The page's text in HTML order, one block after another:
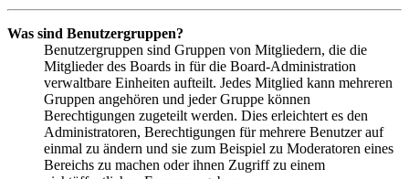
Was sind Benutzergruppen?
Benutzergruppen sind Gruppen von Mitgliedern, die die
Mitglieder des Boards in für die Board-Administration
verwaltbare Einheiten aufteilt. Jedes Mitglied kann mehreren
Gruppen angehören und jeder Gruppe können
Berechtigungen zugeteilt werden. Dies erleichtert es den
Administratoren, Berechtigungen für mehrere Benutzer auf
einmal zu ändern und sie zum Beispiel zu Moderatoren eines
Bereichs zu machen oder ihnen Zugriff zu einem